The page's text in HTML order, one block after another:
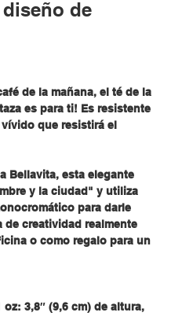
de
de la mañana, el té de la
es para ti! Es resistente
que resistirá el
Bellavita, esta elegante
y la ciudad" y utiliza
para darle
de creatividad realmente
o como regalo para un
3,8″ (9,6 cm) de altura,